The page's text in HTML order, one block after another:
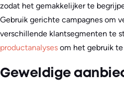
zodat het gemakkelijker te
Gebruik gerichte campagnes om
verschillende klantsegmenten te
productanalyses om het gebruik
Geweldige